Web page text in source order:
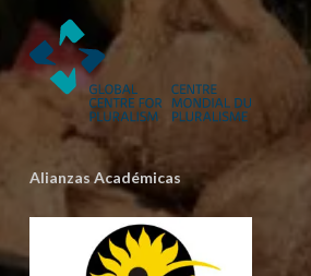
Alianzas Académicas